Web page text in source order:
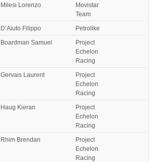
Milesi Lorenzo
Movistar
Team
D’Aiuto Filippo
Petrolike
Boardman Samuel
Project
Echelon
Racing
Gervais Laurent
Project
Echelon
Racing
Haug Kieran
Project
Echelon
Racing
Rhim Brendan
Project
Echelon
Racing